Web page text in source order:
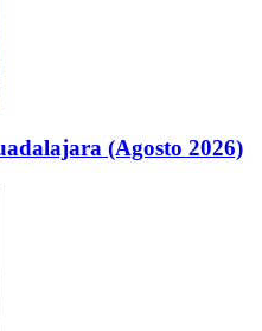
(Agosto 2026)